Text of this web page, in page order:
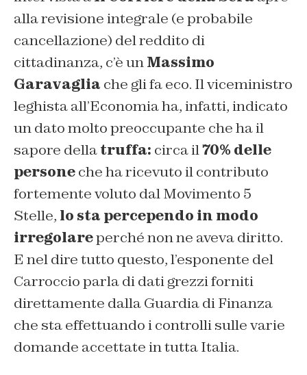
alla revisione integrale (e probabile
cancellazione) del reddito di
cittadinanza, c’è unMassimo
Garavaglia che gli fa eco. Il viceministro
leghista all’Economia ha, infatti, indicato
un dato molto preoccupante che ha il
sapore dellatruffa: circa il70% delle
personeche ha ricevuto il contributo
fortemente voluto dal Movimento 5
Stelle, lo sta percependo in modo
irregolareperché non ne aveva diritto.
E nel dire tutto questo, l’esponente del
Carroccio parla di dati grezzi forniti
direttamente dalla Guardia di Finanza
che sta effettuando i controlli sulle varie
domande accettate in tutta Italia.